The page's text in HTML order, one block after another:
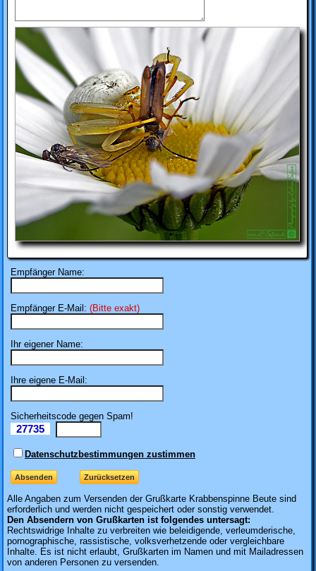
Empfänger Name:
Empfänger E-Mail: (Bitte exakt)
Ihr eigener Name:
Ihre eigene E-Mail:
Sicherheitscode gegen Spam!
27735
Datenschutzbestimmungen zustimmen
Alle Angaben zum Versenden der Grußkarte Krabbenspinne Beute sind
erforderlich und werden nicht gespeichert oder sonstig verwendet.
Den Absendern von Grußkarten ist folgendes untersagt:
Rechtswidrige Inhalte zu verbreiten wie beleidigende, verleumderische,
pornographische, rassistische, volksverhetzende oder vergleichbare
Inhalte. Es ist nicht erlaubt, Grußkarten im Namen und mit Mailadressen
von anderen Personen zu versenden.